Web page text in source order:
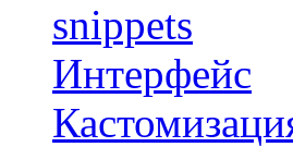
snippets
Интерфейс